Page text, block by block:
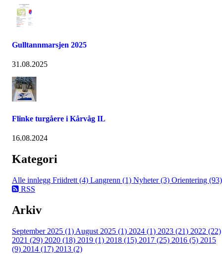
Gulltannmarsjen 2025
31.08.2025
Flinke turgåere i Kårvåg IL
16.08.2024
Kategori
Alle innlegg Friidrett (4) Langrenn (1) Nyheter (3) Orientering (93)
RSS
Arkiv
September 2025 (1) August 2025 (1) 2024 (1) 2023 (21) 2022 (22)
2021 (29) 2020 (18) 2019 (1) 2018 (15) 2017 (25) 2016 (5) 2015
(9) 2014 (17) 2013 (2)